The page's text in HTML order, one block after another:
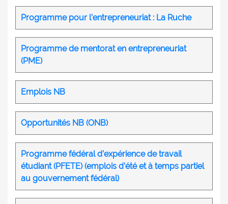
Programme pour l’entrepreneuriat : La Ruche
Programme de mentorat en entrepreneuriat
(PME)
Emplois NB
Opportunités NB (ONB)
Programme fédéral d’expérience de travail
étudiant (PFETE) (emplois d’été et à temps partiel
au gouvernement fédéral)